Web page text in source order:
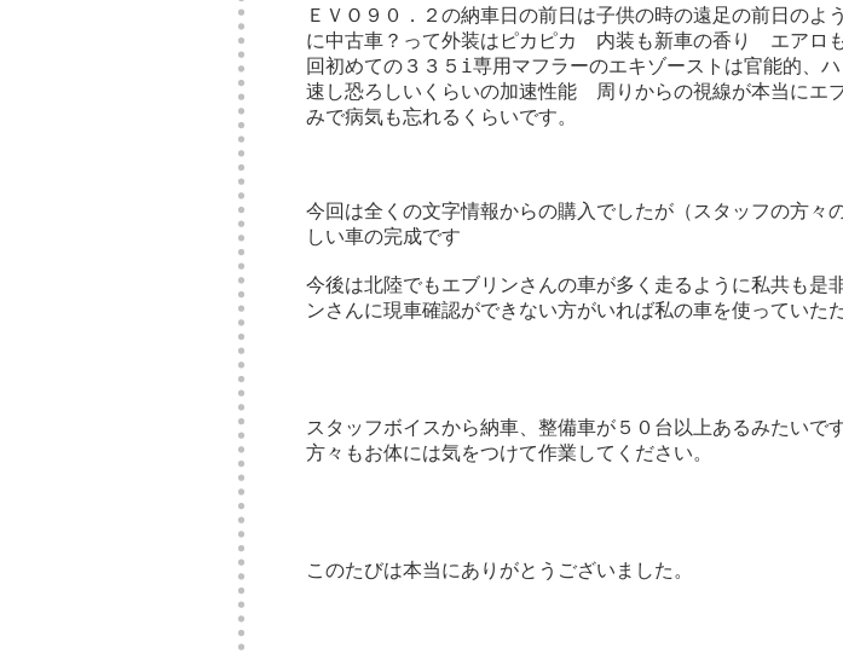
ＥＶＯ９０．２の納車日の前日は子供の時の遠足の前日の
に中古車？って外装はピカピカ 内装も新車の香り エアロ
回初めての３３５i専用マフラーのエキゾーストは官能的、
速し恐ろしいくらいの加速性能 周りからの視線が本当にエ
みで病気も忘れるくらいです。
今回は全くの文字情報からの購入でしたが（スタッフの方々
しい車の完成です
今後は北陸でもエブリンさんの車が多く走るように私共も是
ンさんに現車確認ができない方がいれば私の車を使っていた
スタッフボイスから納車、整備車が５０台以上あるみたい
方々もお体には気をつけて作業してください。
このたびは本当にありがとうございました。